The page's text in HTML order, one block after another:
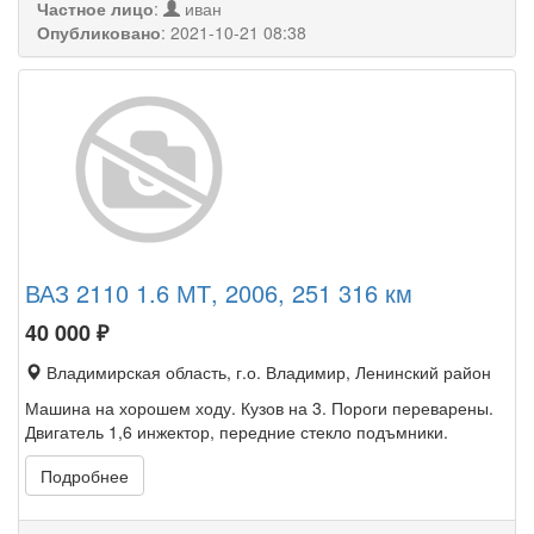
Частное лицо:
иван
Опубликовано: 2021-10-21 08:38
ВАЗ 2110 1.6 МТ, 2006, 251 316 км
40 000₽
Владимирская область, г.о. Владимир, Ленинский район
Машина на хорошем ходу. Кузов на 3. Пороги переварены.
Двигатель 1,6 инжектор, передние стекло подъмники.
Подробнее